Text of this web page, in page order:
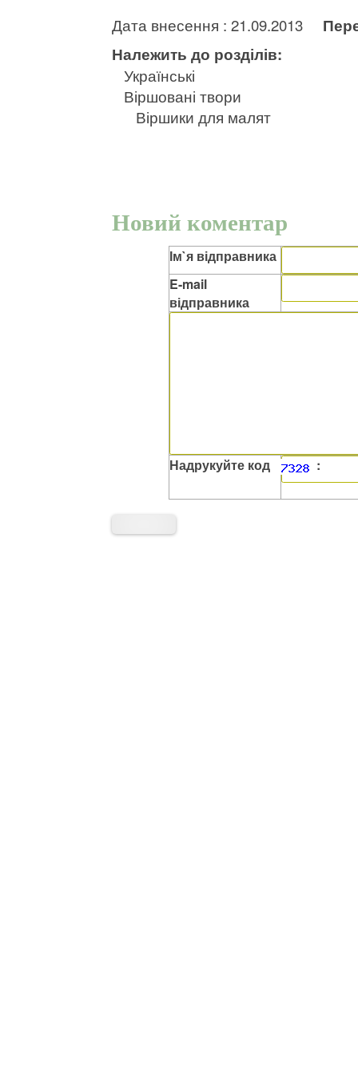
Дата внесення : 21.09.2013
Належить до розділів:
Українські
Віршовані твори
Віршики для малят
Новий коментар
Ім`я відправника
E-mail
відправника
Надрукуйте код :